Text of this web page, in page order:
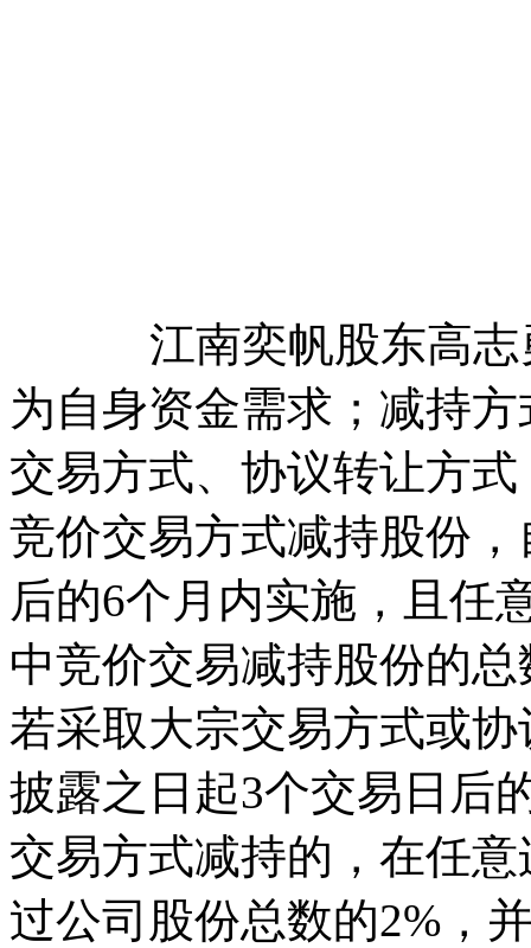
江南奕帆股东高志勇
为自身资金需求；减持
交易方式、协议转让方
竞价交易方式减持股份
后的6个月内实施，且任
中竞价交易减持股份的
若采取大宗交易方式或
披露之日起3个交易日后
交易方式减持的，在任
过公司股份总数的2%，